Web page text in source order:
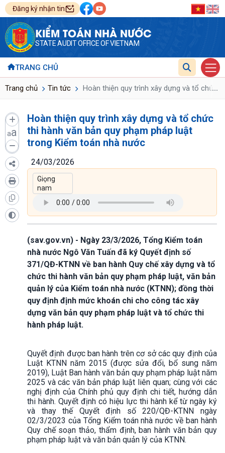
Đăng ký nhận tin
KIỂM TOÁN NHÀ NƯỚC
STATE AUDIT OFFICE OF VIETNAM
TRANG CHỦ
Trang chủ Tin tức Hoàn thiện quy trình xây dựng và tổ chức
...
aa
Hoàn thiện quy trình xây dựng và tổ chức
thi hành văn bản quy phạm pháp luật
trong Kiểm toán nhà nước
24/03/2026
(sav.gov.vn) - Ngày 23/3/2026, Tổng Kiểm toán
nhà nước Ngô Văn Tuấn đã ký Quyết định số
371/QĐ-KTNN về ban hành Quy chế xây dựng và tổ
chức thi hành văn bản quy phạm pháp luật, văn bản
quản lý của Kiểm toán nhà nước (KTNN); đồng thời
quy định định mức khoán chi cho công tác xây
dựng văn bản quy phạm pháp luật và tổ chức thi
hành pháp luật.
Quyết định được ban hành trên cơ sở các quy định của
Luật KTNN năm 2015 (được sửa đổi, bổ sung năm
2019), Luật Ban hành văn bản quy phạm pháp luật năm
2025 và các văn bản pháp luật liên quan; cùng với các
nghị định của Chính phủ quy định chi tiết, hướng dẫn
thi hành. Quyết định có hiệu lực thi hành kể từ ngày ký
và thay thế Quyết định số 220/QĐ-KTNN ngày
02/3/2023 của Tổng Kiểm toán nhà nước về ban hành
Quy chế soạn thảo, thẩm định, ban hành văn bản quy
phạm pháp luật và văn bản quản lý của KTNN.